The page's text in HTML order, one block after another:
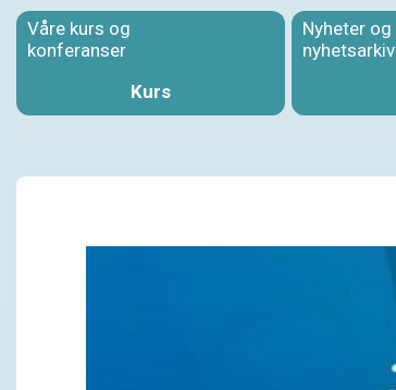
Våre kurs og
konferanser
Kurs
Nyheter og
nyhetsarkiv